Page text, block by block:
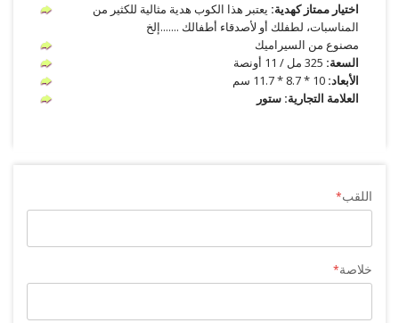
اختيار ممتاز كهدية: يعتبر هذا الكوب هدية مثالية للكثير من
المناسبات، لطفلك أو لأصدقاء أطفالك .......إلخ
مصنوع من السيراميك
السعة:
الأبعاد:
العلامة التجارية: ستور
اللقب
خلاصة